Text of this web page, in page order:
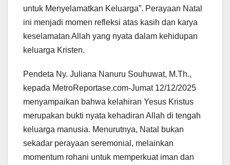
untuk Menyelamatkan Keluarga”. Perayaan Natal
ini menjadi momen refleksi atas kasih dan karya
keselamatan Allah yang nyata dalam kehidupan
keluarga Kristen.
Pendeta Ny. Juliana Nanuru Souhuwat, M.Th.,
kepada MetroReportase.com-Jumat 12/12/2025
menyampaikan bahwa kelahiran Yesus Kristus
merupakan bukti nyata kehadiran Allah di tengah
keluarga manusia. Menurutnya, Natal bukan
sekadar perayaan seremonial, melainkan
momentum rohani untuk memperkuat iman dan